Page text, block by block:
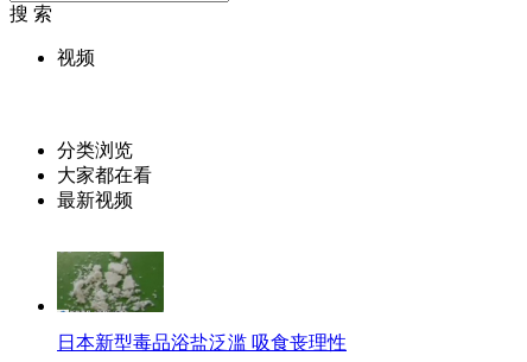
搜 索
视频
分类浏览
大家都在看
最新视频
日本新型毒品浴盐泛滥 吸食丧理性